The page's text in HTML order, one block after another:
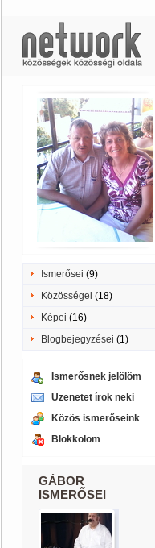
Ismerősei (9)
Közösségei (18)
Képei (16)
Blogbejegyzései (1)
Ismerősnek jelölöm
Üzenetet írok neki
Közös ismerőseink
Blokkolom
GÁBOR
ISMERŐSEI